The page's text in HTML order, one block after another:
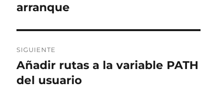
entradas
anterior:
arranque
SIGUIENTE
Entrada
siguiente:
Añadir rutas a la variable PATH
del usuario